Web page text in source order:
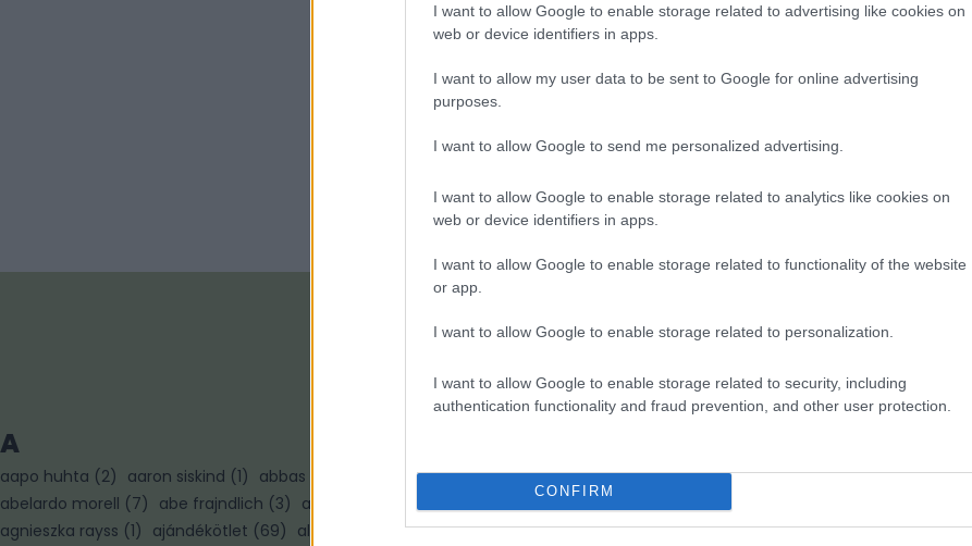
I want to allow Google to enable storage related to advertising like cookies on
web or device identifiers in apps.
I want to allow my user data to be sent to Google for online advertising
purposes.
I want to allow Google to send me personalized advertising.
I want to allow Google to enable storage related to analytics like cookies on
web or device identifiers in apps.
I want to allow Google to enable storage related to functionality of the website
or app.
I want to allow Google to enable storage related to personalization.
I want to allow Google to enable storage related to security, including
authentication functionality and fraud prevention, and other user protection.
CONFIRM
Fotográfusok és témák
A
aapo huhta (2) aaron siskind (1) abbas
abelardo morell (7) abe frajndlich (3) adam pretty 3
agnieszka rayss (1) ajándékötlet (69) alain paiement (1)
haár ferenc (10) hajas tibor (2) hajdú d andrás (8)
haller f.g.
hamilton wright (1) hangay enikő (4) hans hildenbrand (6)